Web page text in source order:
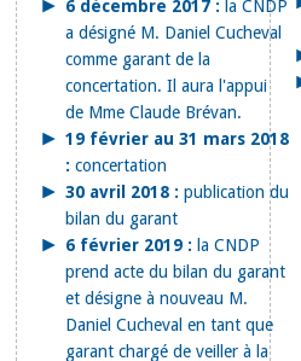
6 décembre 2017 : la CNDP
a désigné M. Daniel Cucheval
comme garant de la
concertation. Il aura l'appui
de Mme Claude Brévan.
19 février au 31 mars 2018
: concertation
30 avril 2018 : publication du
bilan du garant
6 février 2019 : la CNDP
prend acte du bilan du garant
et désigne à nouveau M.
Daniel Cucheval en tant que
garant chargé de veiller à la